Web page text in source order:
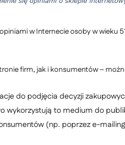
w Internecie osoby w
firm, jak i konsumentów –
do podjęcia decyzji
wykorzystują to medium do
(np. poprzez e-